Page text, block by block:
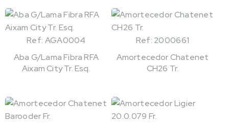
Ref: AGA0004
Aba G/Lama Fibra RFA
Aixam City Tr. Esq.
Ref: 2000661
Amortecedor Chatenet
CH26 Tr.